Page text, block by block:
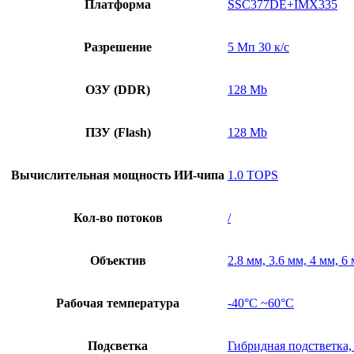
Платформа SSC377DE+IMX335
Разрешение 5 Мп 30 к/с
ОЗУ (DDR) 128 Mb
ПЗУ (Flash) 128 Mb
Вычислительная мощность ИИ-чипа 1.0 TOPS
Кол-во потоков /
Объектив 2.8 мм, 3.6 мм, 4 мм, 6
Рабочая температура -40°C ~60°C
Подсветка Гибридная